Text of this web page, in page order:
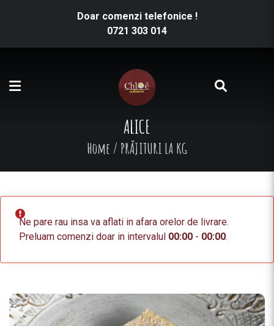
Doar comenzi telefonice !
0721 303 014
ALICE
Home / PRĂJITURI LA KG
Ne pare rau insa va aflati in afara orelor de livrare.
Preluam comenzi doar in intervalul 00:00 - 00:00.